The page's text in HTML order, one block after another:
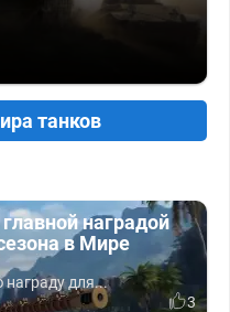
танков
наградой
в Мире
награду для...
3